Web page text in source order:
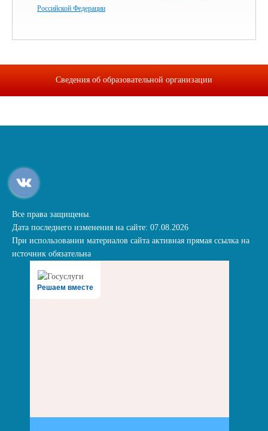
Российской Федерации
Сведения об образовательной организации
Все права защищены.
Дата последнего изменения на сайте: 07.08.2026
При использовании материалов сайта активная прямая ссылка на
источник обязательна
Решаем вместе